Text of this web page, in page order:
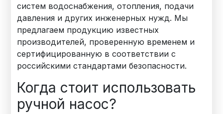
систем водоснабжения, отопления, подачи
давления и других инженерных нужд. Мы
предлагаем продукцию известных
производителей, проверенную временем и
сертифицированную в соответствии с
российскими стандартами безопасности.
Когда стоит использовать
ручной насос?